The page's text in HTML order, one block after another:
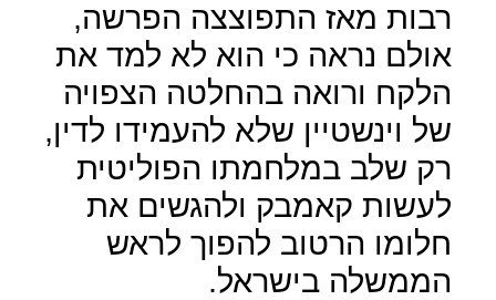
רבות מאז התפוצצה הפרשה,
אולם נראה כי הוא לא למד את
הלקח ורואה בהחלטה הצפויה
של וינשטיין שלא להעמידו לדין,
רק שלב במלחמתו הפוליטית
לעשות קאמבק ולהגשים את
חלומו הרטוב להפוך לראש
הממשלה בישראל.